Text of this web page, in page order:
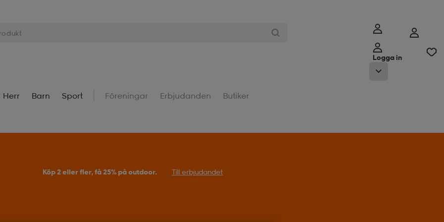
Logga in
Herr Barn Sport Föreningar Erbjudanden Butiker
Köp 2 eller fler, få 25% på outdoor. Till erbjudandet